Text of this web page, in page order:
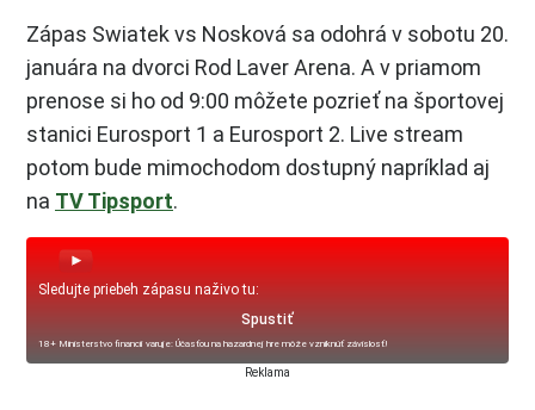
Zápas Swiatek vs Nosková sa odohrá v sobotu 20.
januára na dvorci Rod Laver Arena. A v priamom
prenose si ho od 9:00 môžete pozrieť na športovej
stanici Eurosport 1 a Eurosport 2. Live stream
potom bude mimochodom dostupný napríklad aj
na TV Tipsport.
Sledujte priebeh zápasu naživo tu:
Spustiť
18+ Ministerstvo financií varuje: Účasťou na hazardnej hre môže vzniknúť závislosť!
Reklama